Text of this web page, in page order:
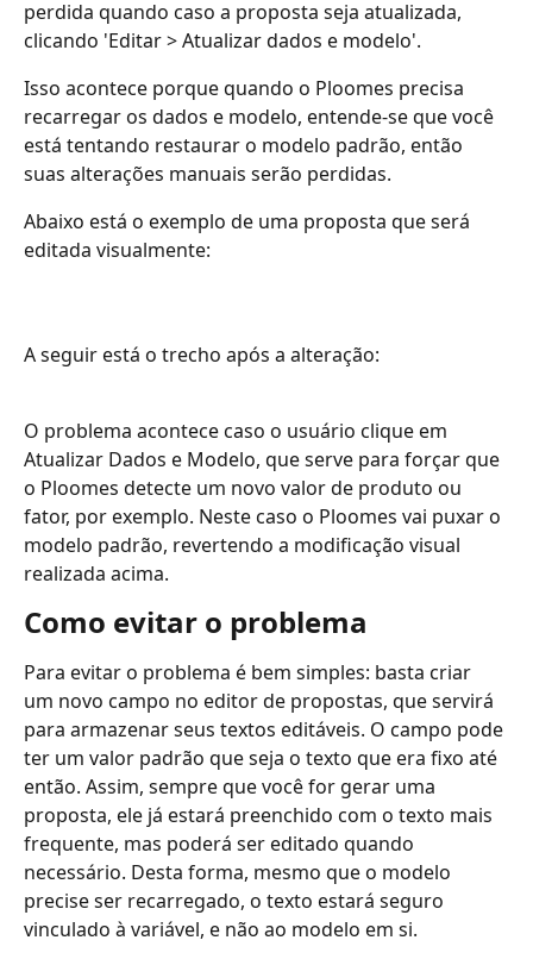
perdida quando caso a proposta seja atualizada,
clicando 'Editar > Atualizar dados e modelo'.
Isso acontece porque quando o Ploomes precisa
recarregar os dados e modelo, entende-se que você
está tentando restaurar o modelo padrão, então
suas alterações manuais serão perdidas.
Abaixo está o exemplo de uma proposta que será
editada visualmente:
A seguir está o trecho após a alteração:
O problema acontece caso o usuário clique em
Atualizar Dados e Modelo, que serve para forçar que
o Ploomes detecte um novo valor de produto ou
fator, por exemplo. Neste caso o Ploomes vai puxar o
modelo padrão, revertendo a modificação visual
realizada acima.
Como evitar o problema
Para evitar o problema é bem simples: basta criar
um novo campo no editor de propostas, que servirá
para armazenar seus textos editáveis. O campo pode
ter um valor padrão que seja o texto que era fixo até
então. Assim, sempre que você for gerar uma
proposta, ele já estará preenchido com o texto mais
frequente, mas poderá ser editado quando
necessário. Desta forma, mesmo que o modelo
precise ser recarregado, o texto estará seguro
vinculado à variável, e não ao modelo em si.